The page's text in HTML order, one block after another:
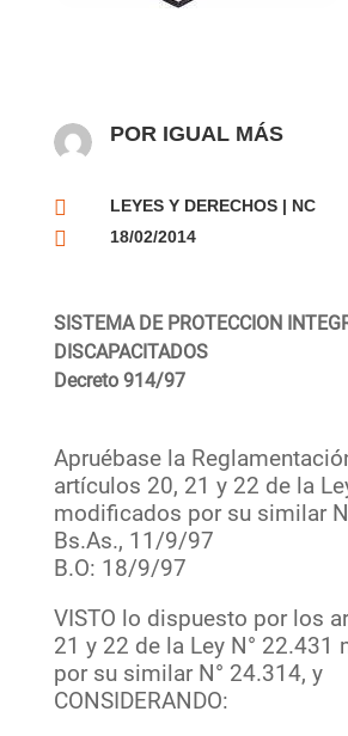
POR IGUAL MÁS
 LEYES Y DERECHOS| NC
 18/02/2014
SISTEMA DE PROTECCION
DISCAPACITADOS
Decreto 914/97
Apruébase la
artículos 20, 21 y 22 de la
modificados por su similar
Bs.As., 11/9/97
B.O: 18/9/97
VISTO lo dispuesto por los
21 y 22 de la Ley N° 22.431
por su similar N° 24.314, y
CONSIDERANDO: